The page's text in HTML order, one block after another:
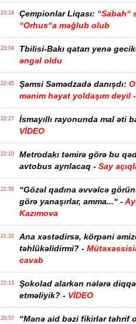
23:24 Çempionlar Liqası: “Sabah“
“Orhus“a məğlub olub
23:04 Tbilisi-Bakı qatarı yenə
əngəl oldu
22:45 Şəmsi Səmədzadə danışdı:
mənim həyat yoldaşım deyil
22:27
İsmayıllı rayonunda mal əti
VİDEO
22:10
Metrodakı təmirə görə bu
avtobus ayrılacaq - Say
21:50
“Gözəl qadına əvvəlcə
görə yanaşırlar, amma...“ -
Kazımova
21:32
Ana xəstədirsə, körpəni
təhlükəlidirmi? -
cavab
21:13
Şokolad alarkən nələrə
etməliyik? - VİDEO
20:57
“Mənə aid bəzi fikirlər təhrif